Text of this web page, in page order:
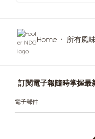
訂閱電子報隨時掌握最
電子郵件
Home 所有風